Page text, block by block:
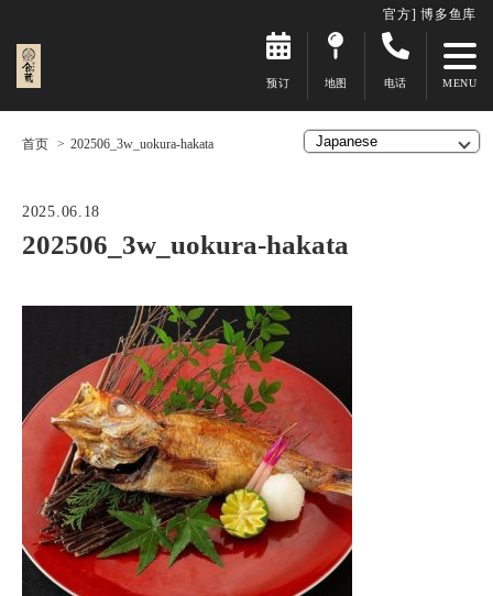
官方] 博多鱼库
预订 地图 电话
首页 202506_3w_uokura-hakata
2025.06.18
202506_3w_uokura-hakata